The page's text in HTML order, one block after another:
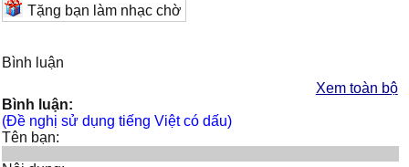
Tặng bạn làm nhạc chờ
Bình luận
Xem toàn bộ
Bình luận:
(Đề nghị sử dụng tiếng Việt có dấu)
Tên bạn: